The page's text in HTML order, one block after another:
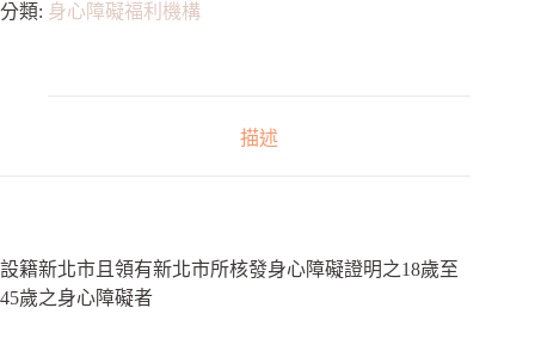
分類: 身心障礙福利機構
描述
設籍新北市且領有新北市所核發身心障礙證明之18歲至
45歲之身心障礙者